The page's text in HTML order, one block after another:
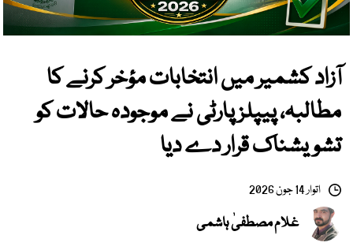
آزاد کشمیر میں انتخابات مؤخر کرنے کا
مطالبہ، پیپلز پارٹی نے موجودہ حالات کو
تشویشناک قرار دے دیا
اتوار 14 جون 2026
غلام مصطفیٰ ہاشمی